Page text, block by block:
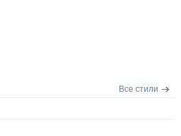
Все стили